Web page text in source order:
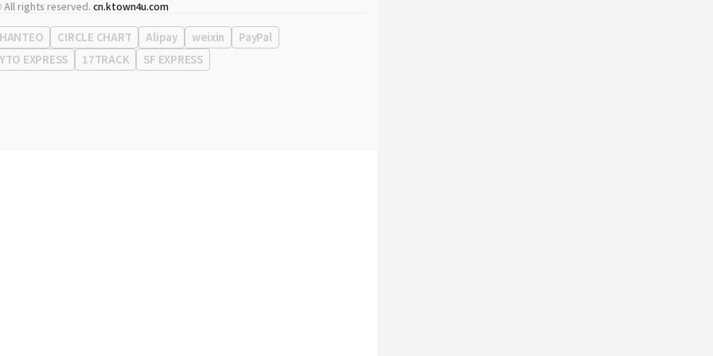
执照 120-87-71116
地址 首尔特别市 江南区 岭东大路 513号 3楼 （三成洞， coex)
rights reserved. cn.ktown4u.com
HANTEO CIRCLE CHART Alipay weixin
PayPal
YTO EXPRESS
17TRACK SF EXPRESS